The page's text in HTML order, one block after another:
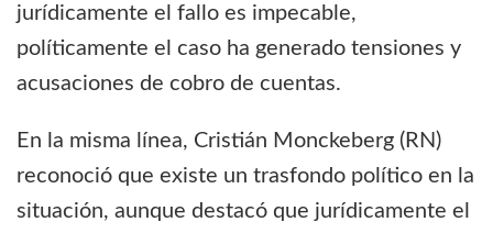
jurídicamente el fallo es impecable,
políticamente el caso ha generado tensiones y
acusaciones de cobro de cuentas.
En la misma línea, Cristián Monckeberg (RN)
reconoció que existe un trasfondo político en la
situación, aunque destacó que jurídicamente el